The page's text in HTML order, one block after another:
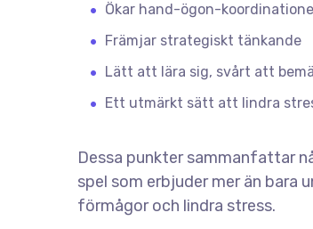
Ökar hand-ögon-
Främjar strategiskt tänkande
Lätt att lära sig, svårt att
Ett utmärkt sätt att lindra
Dessa punkter sammanfattar
spel som erbjuder mer än bara
förmågor och lindra stress.